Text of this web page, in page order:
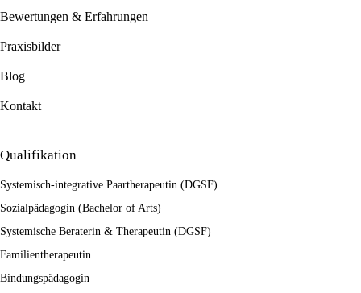
Bewertungen & Erfahrungen
Praxisbilder
Blog
Kontakt
Qualifikation
Systemisch-integrative Paartherapeutin (DGSF)
Sozialpädagogin (Bachelor of Arts)
Systemische Beraterin & Therapeutin (DGSF)
Familientherapeutin
Bindungspädagogin